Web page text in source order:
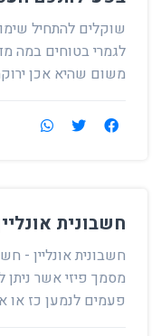
שוקלים להתחיל
לגמרי בטוחים במה
משום שהיא אכן
חשבונית
חשבונית אונליין -
מסמך פיזי אשר
פעמים לנמען כז או